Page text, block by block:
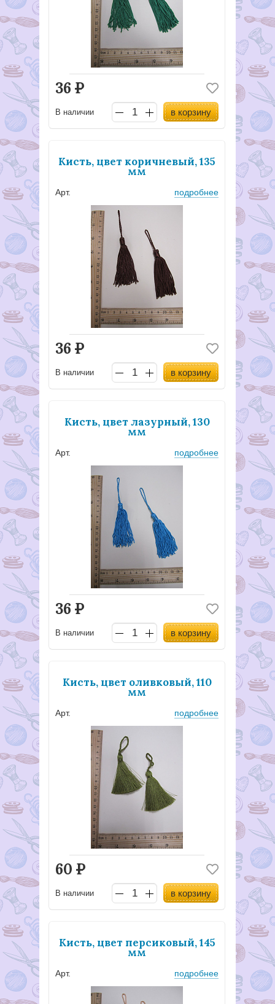
36 Р
В наличии в корзину
Кисть, цвет коричневый, 135
мм
Арт. подробнее
36 Р
В наличии в корзину
Кисть, цвет лазурный, 130
мм
Арт. подробнее
36 Р
В наличии в корзину
Кисть, цвет оливковый, 110
мм
Арт. подробнее
60 Р
В наличии в корзину
Кисть, цвет персиковый, 145
мм
Арт. подробнее